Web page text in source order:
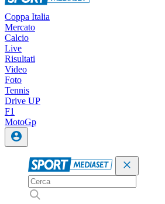
Coppa Italia
Mercato
Calcio
Live
Risultati
Video
Foto
Tennis
Drive UP
F1
MotoGp